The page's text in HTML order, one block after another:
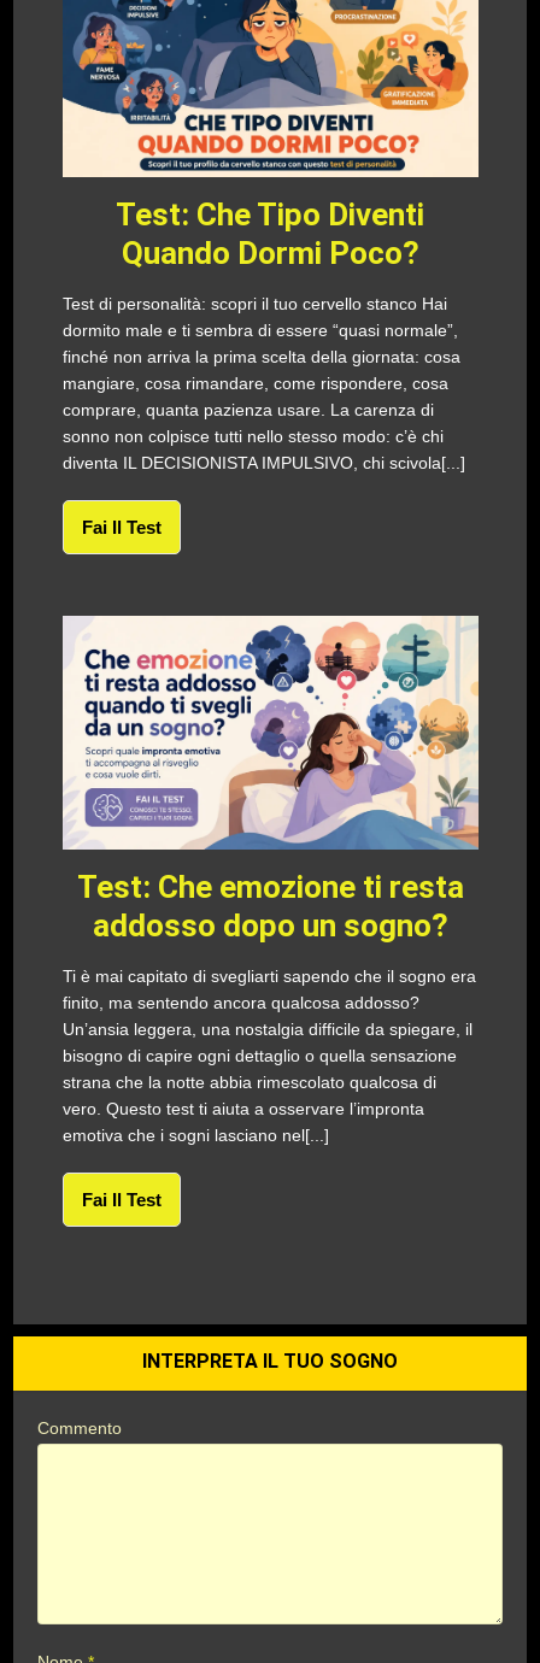
Test: Che Tipo Diventi
Quando Dormi Poco?
Test di personalità: scopri il tuo cervello stanco Hai
dormito male e ti sembra di essere “quasi normale”,
finché non arriva la prima scelta della giornata: cosa
mangiare, cosa rimandare, come rispondere, cosa
comprare, quanta pazienza usare. La carenza di
sonno non colpisce tutti nello stesso modo: c’è chi
diventa IL DECISIONISTA IMPULSIVO, chi scivola[...]
Fai Il Test
Test: Che emozione ti resta
addosso dopo un sogno?
Ti è mai capitato di svegliarti sapendo che il sogno era
finito, ma sentendo ancora qualcosa addosso?
Un’ansia leggera, una nostalgia difficile da spiegare, il
bisogno di capire ogni dettaglio o quella sensazione
strana che la notte abbia rimescolato qualcosa di
vero. Questo test ti aiuta a osservare l’impronta
emotiva che i sogni lasciano nel[...]
Fai Il Test
INTERPRETA IL TUO SOGNO
Commento